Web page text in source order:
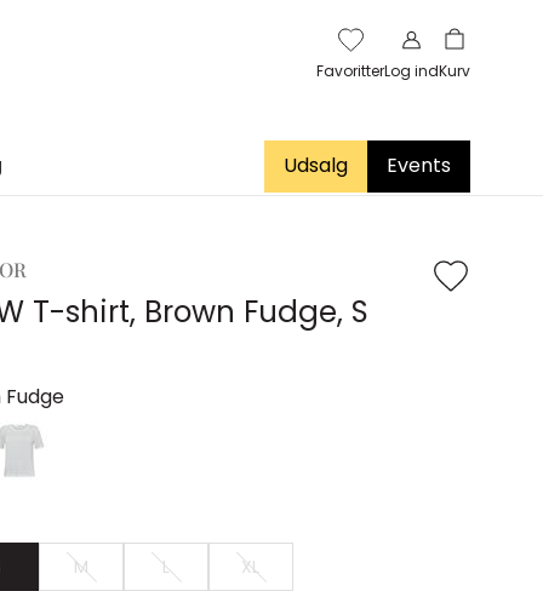
FavoritterLog indKurv
Udsalg Events
T-shirt, Brown Fudge, S
Fudge
M L XL